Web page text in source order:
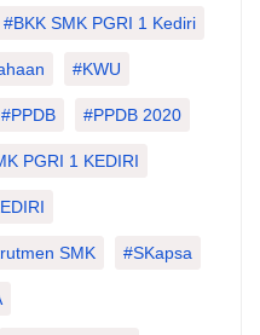
#BKK SMK PGRI 1 Kediri
#KWU
#PPDB #PPDB 2020
PGRI 1 KEDIRI
SMK #SKapsa